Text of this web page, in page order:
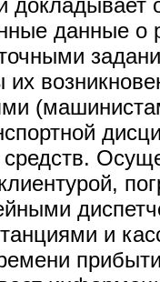
докладывает
данные о
и